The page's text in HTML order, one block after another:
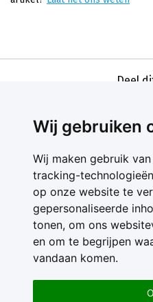
Wij gebruiken
Wij maken gebruik
tracking-
op onze website te
gepersonaliseerde
tonen, om ons
en om te begrijpen
vandaan komen.
Deel
Contact
Feedback
Nieuwsbrief
Adverteren
Privacy